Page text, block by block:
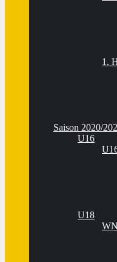
1.
Saison 2020/
U16
U18